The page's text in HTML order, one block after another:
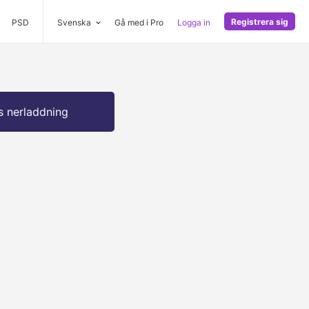
PSD Svenska Gå med i Pro Logga in Registrera sig
nerladdning